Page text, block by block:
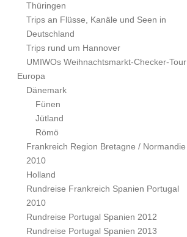
Thüringen
Trips an Flüsse, Kanäle und Seen in
Deutschland
Trips rund um Hannover
UMIWOs Weihnachtsmarkt-Checker-Tour
Europa
Dänemark
Fünen
Jütland
Römö
Frankreich Region Bretagne / Normandie
2010
Holland
Rundreise Frankreich Spanien Portugal
2010
Rundreise Portugal Spanien 2012
Rundreise Portugal Spanien 2013